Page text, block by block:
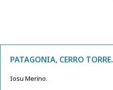
PATAGONIA, CERRO TORRE.
Iosu Merino.